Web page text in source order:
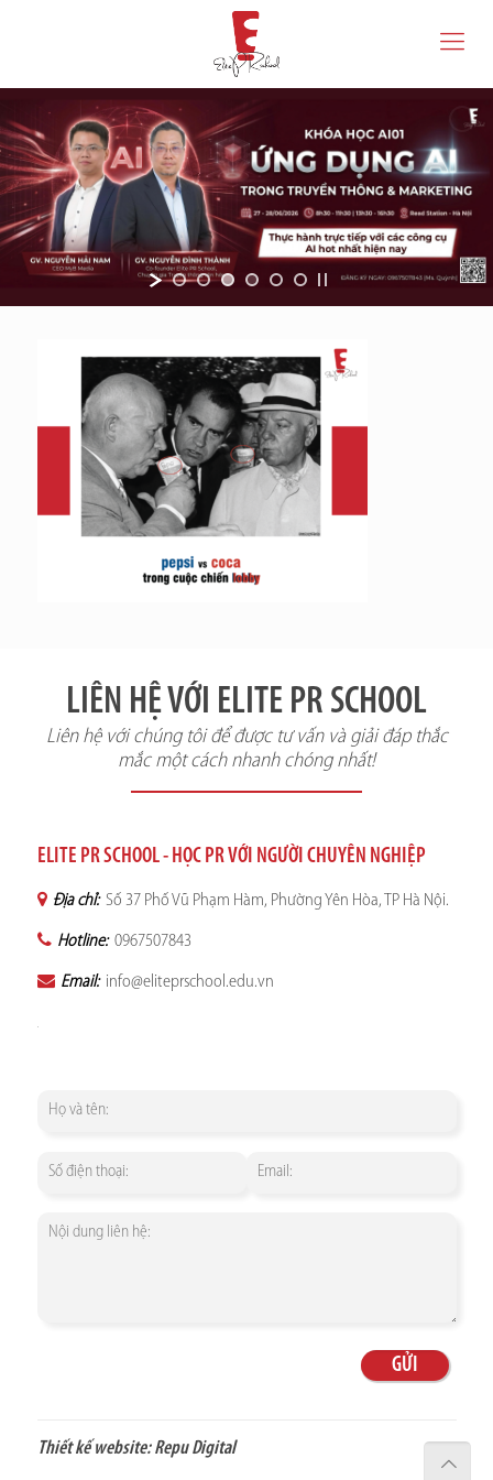
LIÊN HỆ VỚI ELITE PR SCHOOL
Liên hệ với chúng tôi để được tư vấn và giải đáp thắc
mắc một cách nhanh chóng nhất!
ELITE PR SCHOOL - HỌC PR VỚI NGƯỜI CHUYÊN NGHIỆP
Địa chỉ: Số 37 Phố Vũ Phạm Hàm, Phường Yên Hòa, TP Hà Nội.
Hotline: 0967507843
Email: info@eliteprschool.edu.vn
Thiết kế website:Repu Digital